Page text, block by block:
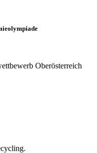
Oberösterreich